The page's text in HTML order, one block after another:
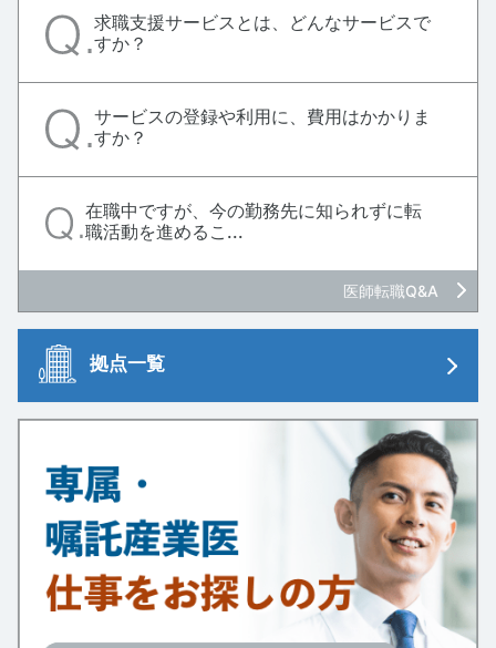
求職支援サービスとは、どんなサービスで
すか？
サービスの登録や利用に、費用はかかりま
すか？
在職中ですが、今の勤務先に知られずに転
職活動を進めるこ...
医師転職Q&A
拠点一覧